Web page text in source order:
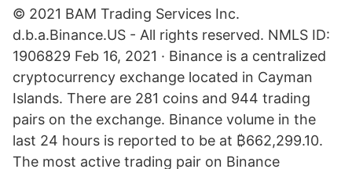
© 2021 BAM Trading Services Inc.
d.b.a.Binance.US - All rights reserved. NMLS ID:
1906829 Feb 16, 2021 · Binance is a centralized
cryptocurrency exchange located in Cayman
Islands. There are 281 coins and 944 trading
pairs on the exchange. Binance volume in the
last 24 hours is reported to be at ₿662,299.10.
The most active trading pair on Binance